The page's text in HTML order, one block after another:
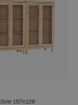
157x128